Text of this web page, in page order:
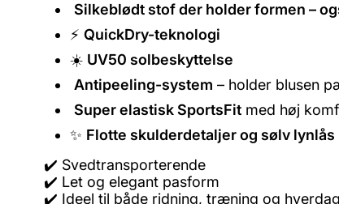
Silkeblødt stof der holder formen –
⚡ QuickDry-teknologi
☀️ UV50 solbeskyttelse
Antipeeling-system – holder blusen
Super elastisk SportsFit med høj
✨ Flotte skulderdetaljer og sølv
✔️ Svedtransporterende
✔️ Let og elegant pasform
✔️ Ideel til både ridning, træning og hverdag